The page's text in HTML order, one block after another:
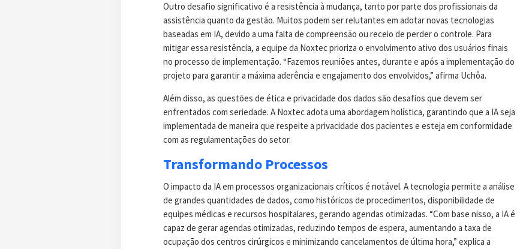
Outro desafio significativo é a resistência à mudança, tanto por parte dos profissionais da
assistência quanto da gestão. Muitos podem ser relutantes em adotar novas tecnologias
baseadas em IA, devido a uma falta de compreensão ou receio de perder o controle. Para
mitigar essa resistência, a equipe da Noxtec prioriza o envolvimento ativo dos usuários finais
no processo de implementação. “Fazemos reuniões antes, durante e após a implementação do
projeto para garantir a máxima aderência e engajamento dos envolvidos,” afirma Uchôa.
Além disso, as questões de ética e privacidade dos dados são desafios que devem ser
enfrentados com seriedade. A Noxtec adota uma abordagem holística, garantindo que a IA seja
implementada de maneira que respeite a privacidade dos pacientes e esteja em conformidade
com as regulamentações do setor.
Transformando Processos
O impacto da IA em processos organizacionais críticos é notável. A tecnologia permite a análise
de grandes quantidades de dados, como históricos de procedimentos, disponibilidade de
equipes médicas e recursos hospitalares, gerando agendas otimizadas. “Com base nisso, a IA é
capaz de gerar agendas otimizadas, reduzindo tempos de espera, aumentando a taxa de
ocupação dos centros cirúrgicos e minimizando cancelamentos de última hora,” explica a